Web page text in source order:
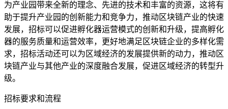
为产业园带来全新的理念、先进的技术和丰富的资源，这将有
助于提升产业园的创新能力和竞争力，推动区块链产业的快速
发展，招标可以促进孵化器运营模式的创新和升级，提高孵化
器的服务质量和运营效率，更好地满足区块链企业的多样化需
求，招标活动还可以为区域经济的发展提供新的动力，推动区
块链产业与其他产业的深度融合发展，促进区域经济的转型升
级。
招标要求和流程